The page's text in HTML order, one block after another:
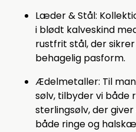
Læder & Stål:
i blødt kalveskind
rustfrit stål, der
behagelig pasform.
Ædelmetaller: Til
sølv, tilbyder vi både
sterlingsølv, der
både ringe og